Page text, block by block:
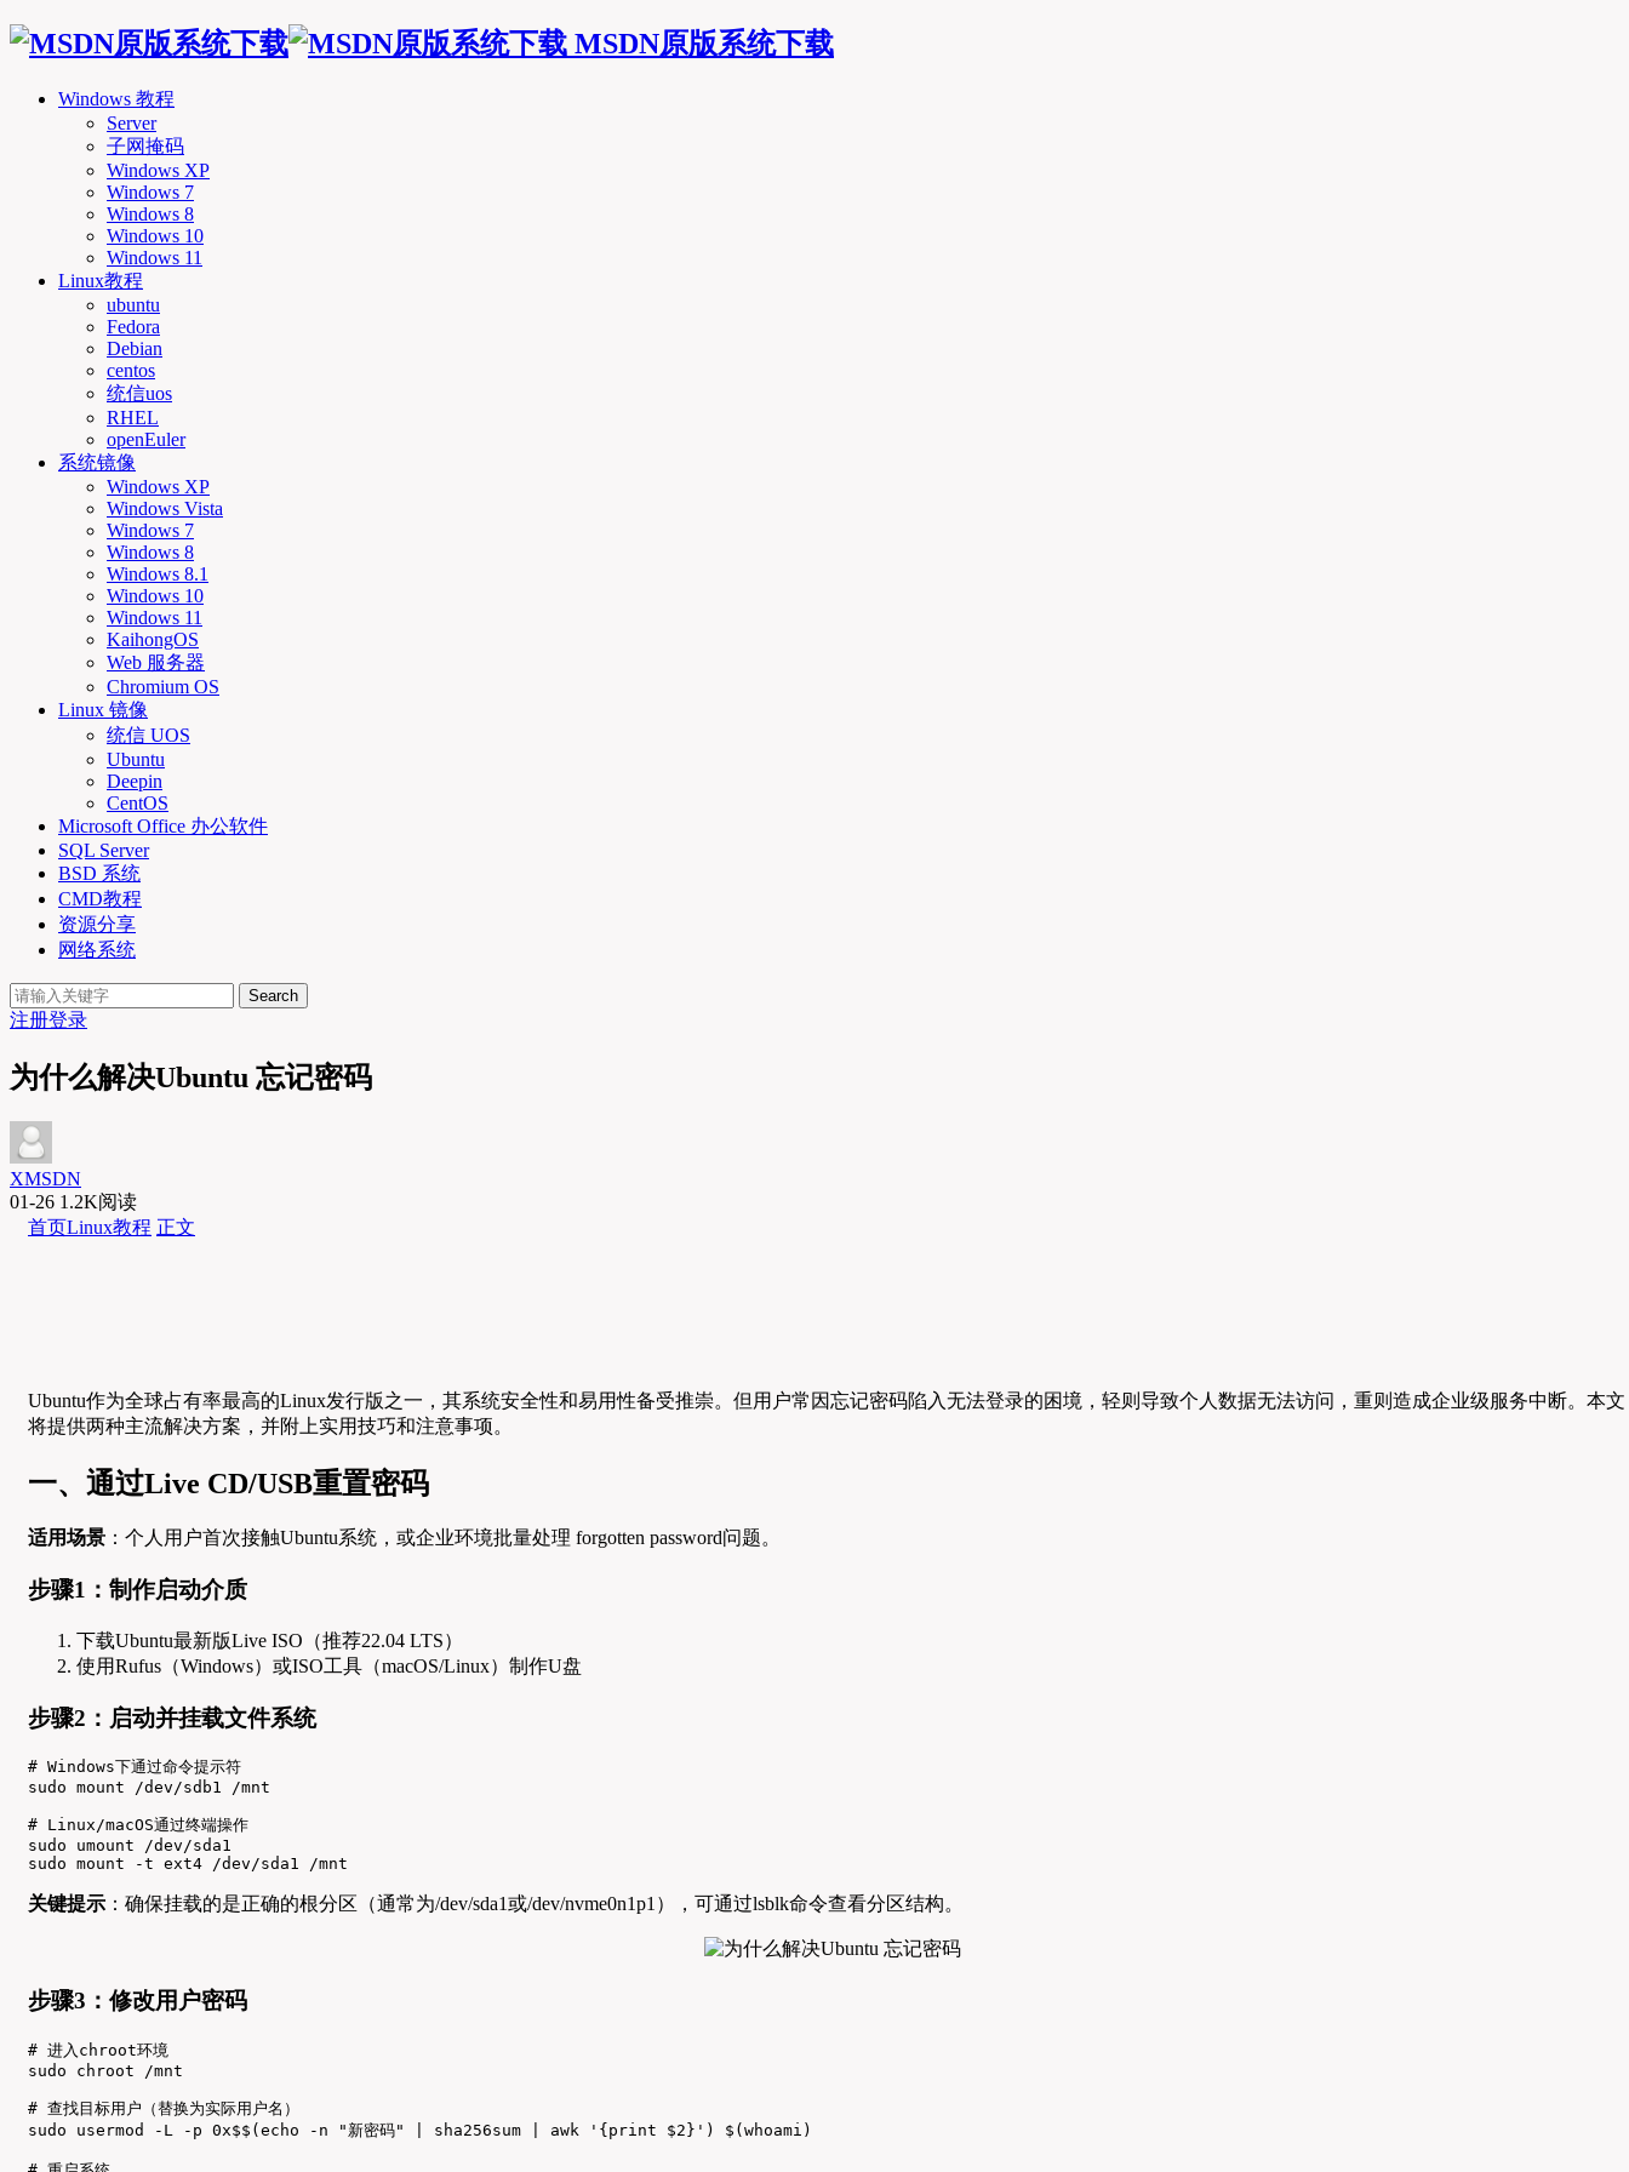
MSDN原版系统下载
Windows 教程
Server
子网掩码
Windows XP
Windows 7
Windows 8
Windows 10
Windows 11
Linux教程
ubuntu
Fedora
Debian
centos
统信uos
RHEL
openEuler
系统镜像
Windows XP
Windows Vista
Windows 7
Windows 8
Windows 8.1
Windows 10
Windows 11
KaihongOS
Web 服务器
Chromium OS
Linux 镜像
统信 UOS
Ubuntu
Deepin
CentOS
Microsoft Office 办公软件
SQL Server
BSD 系统
CMD教程
资源分享
网络系统
Search
注册登录
为什么解决Ubuntu 忘记密码
XMSDN
01-26 1.2K阅读
首页Linux教程 正文
Ubuntu作为全球占有率最高的Linux发行版之一，其系统安全性和易用性备受推崇。但用户常因忘记密码陷入无法登录的困境，轻则导致个人数据无法访问，重则造成企业级服务中断。本文
将提供两种主流解决方案，并附上实用技巧和注意事项。
一、通过Live CD/USB重置密码
适用场景 ：个人用户首次接触Ubuntu系统，或企业环境批量处理 forgotten password问题。
步骤1：制作启动介质
下载Ubuntu最新版Live ISO（推荐22.04 LTS）
使用Rufus（Windows）或ISO工具（macOS/Linux）制作U盘
步骤2：启动并挂载文件系统
# Windows下通过命令提示符
sudo mount /dev/sdb1 /mnt
# Linux/macOS通过终端操作
sudo umount /dev/sda1
sudo mount -t ext4 /dev/sda1 /mnt
关键提示 ：确保挂载的是正确的根分区（通常为/dev/sda1或/dev/nvme0n1p1），可通过lsblk命令查看分区结构。
步骤3：修改用户密码
# 进入chroot环境
sudo chroot /mnt
# 查找目标用户（替换为实际用户名）
sudo usermod -L -p 0x$$(echo -n "新密码" | sha256sum | awk '{print $2}') $(whoami)